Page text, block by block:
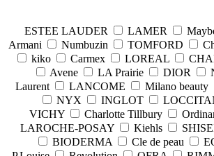
ESTEE LAUDER
LAMER
Armani
Numbuzin TOMFORD
kiko
Carmex LOREAL
Avene
LA Prairie DIOR
Laurent
LANCOME Milano beauty
NYX
INGLOT
VICHY
Charlotte Tillbury
LAROCHE-POSAY
Kiehls
BIODERMA
Cle de peau